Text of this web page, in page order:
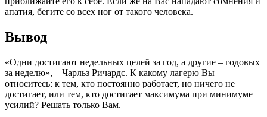
апатия, бегите со всех ног от такого человека.
Вывод
«Одни достигают недельных целей за год, а другие – годовых
за неделю», – Чарльз Ричардс. К какому лагерю Вы
относитесь: к тем, кто постоянно работает, но ничего не
достигает, или тем, кто достигает максимума при минимуме
усилий? Решать только Вам.